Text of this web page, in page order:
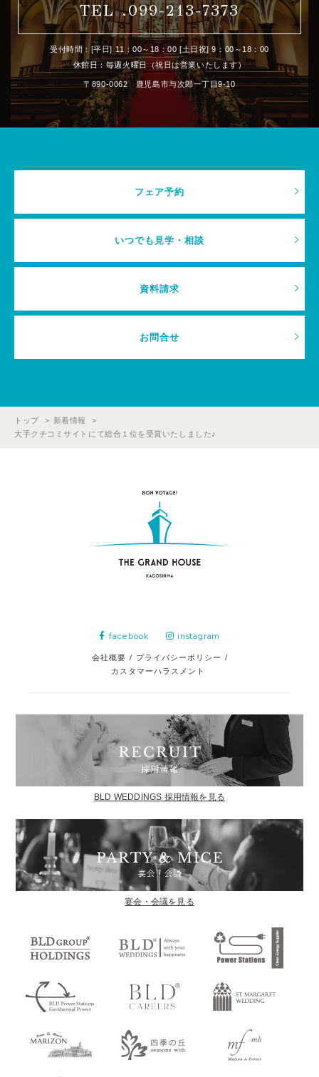
フェア予約
いつでも見学・相談
資料請求
お問合せ
TEL .099-213-7373
受付時間：[平日] 11：00～18：00 [土日祝] 9：00～18：00
休館日：毎週火曜日（祝日は営業いたします）
〒890-0062 鹿児島市与次郎一丁目9-10
トップ
新着情報
大手クチコミサイトにて総合１位を受賞いたしました♪
facebook instagram
会社概要 / プライバシーポリシー /
カスタマーハラスメント
BLD WEDDINGS 採用情報を見る
宴会・会議を見る